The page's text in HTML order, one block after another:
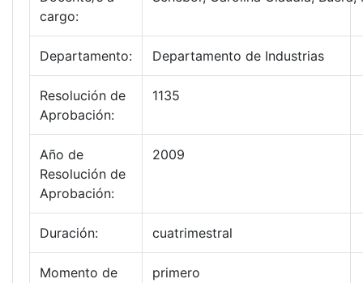
cargo:
Departamento: Departamento de Industrias
Resolución de
Aprobación:
1135
Año de
Resolución de
Aprobación:
2009
Duración: cuatrimestral
Momento de
primero